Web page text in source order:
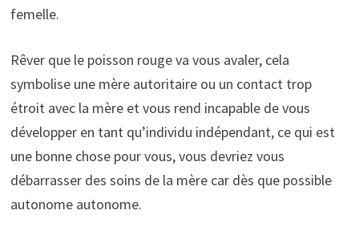
femelle.
Rêver que le poisson rouge va vous avaler, cela
symbolise une mère autoritaire ou un contact trop
étroit avec la mère et vous rend incapable de vous
développer en tant qu’individu indépendant, ce qui est
une bonne chose pour vous, vous devriez vous
débarrasser des soins de la mère car dès que possible
autonome autonome.